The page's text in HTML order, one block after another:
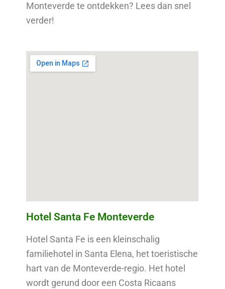
Monteverde te ontdekken? Lees dan snel
verder!
Hotel Santa Fe Monteverde
Hotel Santa Fe is een kleinschalig
familiehotel in Santa Elena, het toeristische
hart van de Monteverde-regio. Het hotel
wordt gerund door een Costa Ricaans